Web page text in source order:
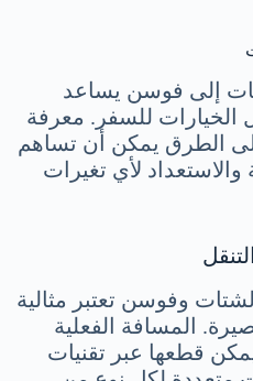
إلى فوسن يساعد
الخيارات للسفر. معرفة
الطرق يمكن أن تساهم
والاستعداد لأي تغيرات
وفوسن تعتبر مثالية
المسافة الفعلية
قطعها عبر تقنيات